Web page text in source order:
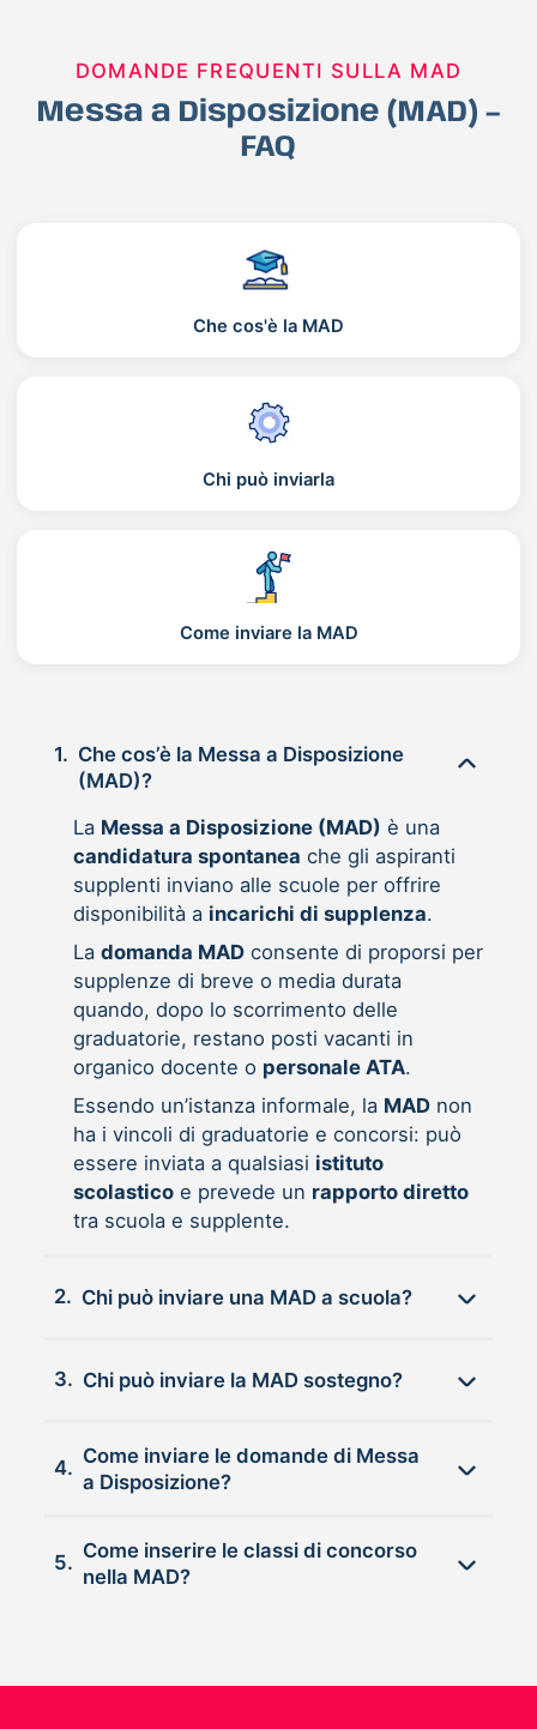
DOMANDE FREQUENTI SULLA MAD
Messa a Disposizione (MAD) –
FAQ
Che cos'è la MAD
Chi può inviarla
Come inviare la MAD
1. Che cos’è la Messa a Disposizione
(MAD)?
La Messa a Disposizione (MAD) è una
candidatura spontanea che gli aspiranti
supplenti inviano alle scuole per offrire
disponibilità a incarichi di supplenza.
La domanda MADconsente di proporsi per
supplenze di breve o media durata
quando, dopo lo scorrimento delle
graduatorie, restano posti vacanti in
organico docente o personale ATA.
Essendo un’istanza informale, la MADnon
ha i vincoli di graduatorie e concorsi: può
essere inviata a qualsiasi istituto
scolasticoe prevede un rapporto diretto
tra scuola e supplente.
2. Chi può inviare una MAD a scuola?
3. Chi può inviare la MAD sostegno?
4.
Come inviare le domande di Messa
a Disposizione?
5.
Come inserire le classi di concorso
nella MAD?